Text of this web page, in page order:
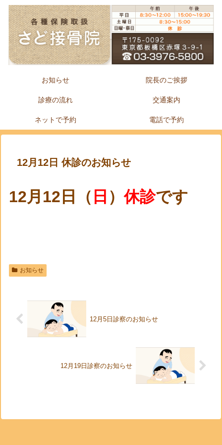
お知らせ 院長のご挨拶
診療の流れ 交通案内
ネットで予約 電話で予約
12月12日 休診のお知らせ
12月12 日（ 日 ）休診です
お知らせ
12月5日診察のお知らせ
12月19日診察のお知らせ